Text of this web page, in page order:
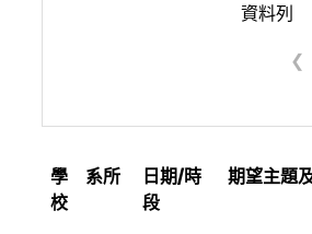
資料列
❮
學
校
系所
日期/時
段
期望主題